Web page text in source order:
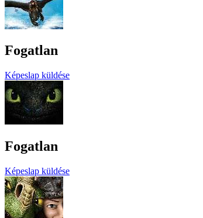
Fogatlan
Képeslap küldése
Fogatlan
Képeslap küldése